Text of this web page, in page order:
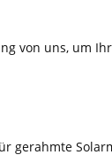
von uns, um
gerahmte